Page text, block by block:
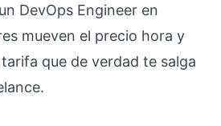
DevOps Engineer en
mueven el precio hora y
que de verdad te salga